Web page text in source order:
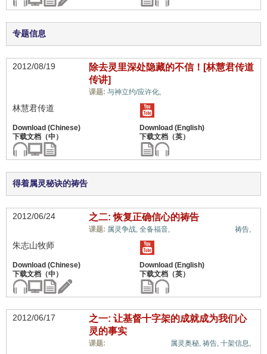
专题信息
2012/08/19
除去灵里深处隐藏的不信！[林慧君传道
传讲]
课题: 与神立约/应许化,
林慧君传道
得着属灵秘诀的祷告
2012/06/24 之二: 恢复正确信心的祷告
课题: 属灵争战, 全备福音, 祷告,
朱志山牧师
2012/06/17
之一: 让基督十字架的成就成为我们心
灵的事实
课题: 属灵奥秘, 祷告, 十架信息,